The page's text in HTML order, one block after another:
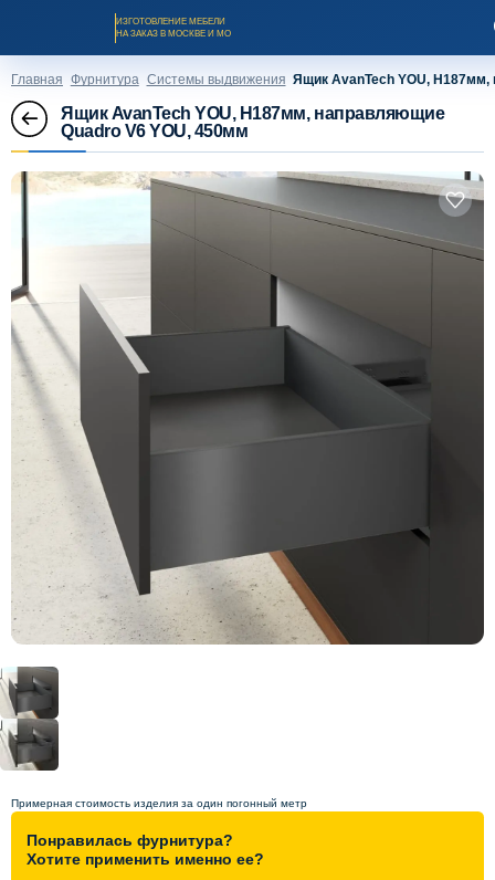
ИЗГОТОВЛЕНИЕ МЕБЕЛИ
НА ЗАКАЗ В МОСКВЕ И МО
Каталог мебели на заказ
О компании
Оплата и доставка
Рассрочка и кредит
Схема работы
Акции и скидки
Портфолио
Видеоотзывы
Контакты
Главная Фурнитура Системы выдвижения Ящик AvanTech YOU,
Ящик AvanTech YOU, H187мм, направляющие
Quadro V6 YOU, 450мм
Примерная стоимость изделия за один погонный метр
Понравилась фурнитура?
Хотите применить именно ее?